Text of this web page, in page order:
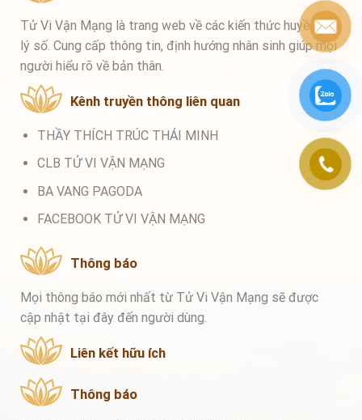
Tử Vi Vận Mạng là trang web về các kiến thức huyền học,
lý số. Cung cấp thông tin, định hướng nhân sinh giúp mọi
người hiểu rõ về bản thân.
Kênh truyền thông liên quan
THẦY THÍCH TRÚC THÁI MINH
CLB TỬ VI VẬN MẠNG
BA VANG PAGODA
FACEBOOK TỬ VI VẬN MẠNG
Thông báo
Mọi thông báo mới nhất từ Tử Vi Vận Mạng sẽ được
cập nhật tại đây đến người dùng.
Liên kết hữu ích
Thông báo